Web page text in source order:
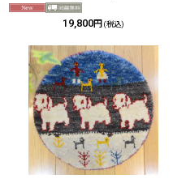
19,800円 (税込)